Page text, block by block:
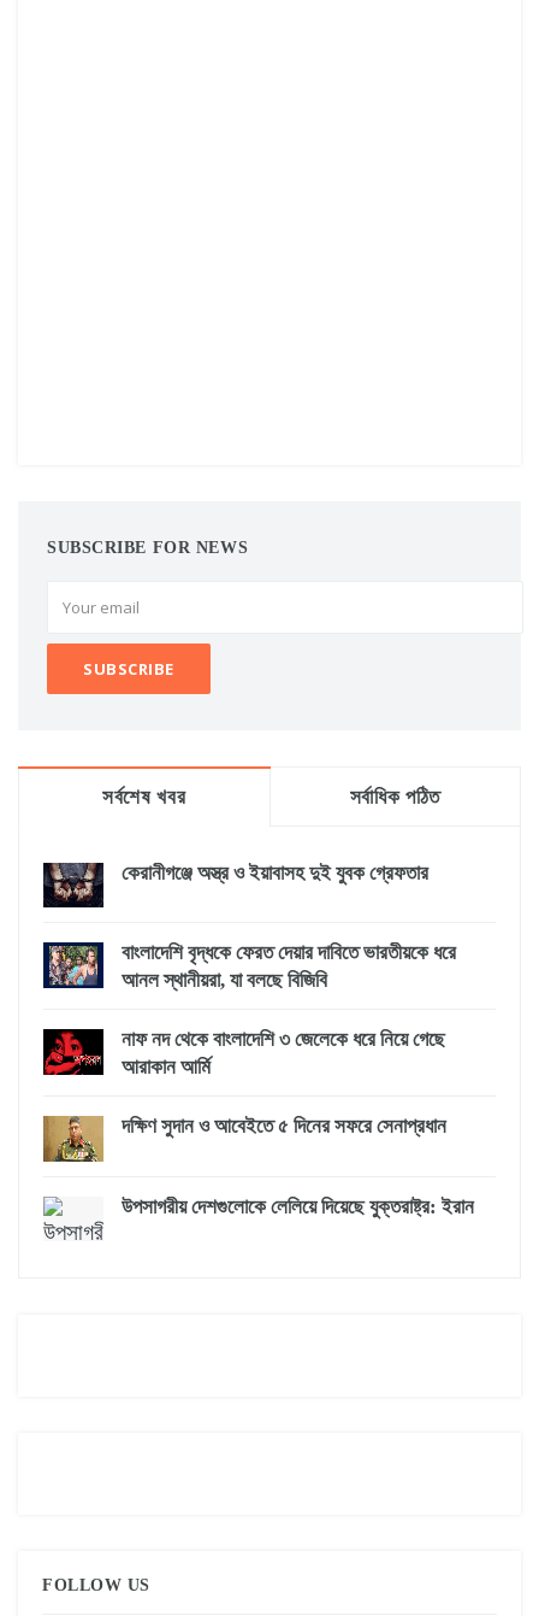
SUBSCRIBE FOR NEWS
সর্বশেষ খবর সর্বাধিক পঠিত
কেরানীগঞ্জে অস্ত্র ও ইয়াবাসহ দুই যুবক গ্রেফতার
বাংলাদেশি বৃদ্ধকে ফেরত দেয়ার দাবিতে ভারতীয়কে ধরে
আনল স্থানীয়রা, যা বলছে বিজিবি
নাফ নদ থেকে বাংলাদেশি ৩ জেলেকে ধরে নিয়ে গেছে
আরাকান আর্মি
দক্ষিণ সুদান ও আবেইতে ৫ দিনের সফরে সেনাপ্রধান
উপসাগরীয় দেশগুলোকে লেলিয়ে দিয়েছে যুক্তরাষ্ট্র: ইরান
FOLLOW US